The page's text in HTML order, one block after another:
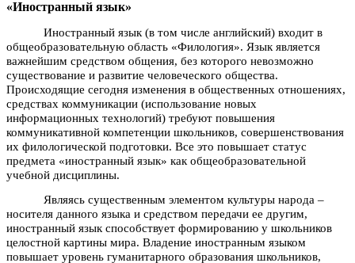
«Иностранный язык»
Иностранный язык (в том числе английский) входит в
общеобразовательную область «Филология». Язык является
важнейшим средством общения, без которого невозможно
существование и развитие человеческого общества.
Происходящие сегодня изменения в общественных отношениях,
средствах коммуникации (использование новых
информационных технологий) требуют повышения
коммуникативной компетенции школьников, совершенствования
их филологической подготовки. Все это повышает статус
предмета «иностранный язык» как общеобразовательной
учебной дисциплины.
Являясь существенным элементом культуры народа –
носителя данного языка и средством передачи ее другим,
иностранный язык способствует формированию у школьников
целостной картины мира. Владение иностранным языком
повышает уровень гуманитарного образования школьников,